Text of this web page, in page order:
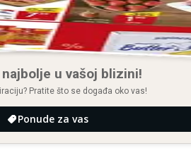
u vašoj blizini!
Pratite što se događa oko vas!
Ponude za vas